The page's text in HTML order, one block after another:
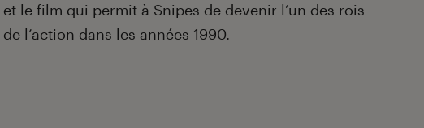
et le film qui permit à Snipes de devenir l’un des rois
de l’action dans les années 1990.